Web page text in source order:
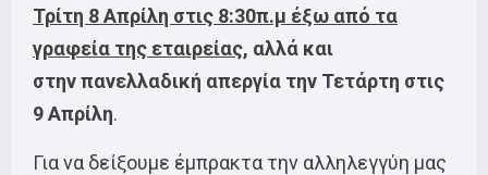
Τρίτη 8 Απρίλη στις 8:30π.μ έξω από τα
γραφεία της εταιρείας, αλλά και
στηνπανελλαδική απεργία την Τετάρτη στις
9 Απρίλη.
Για να δείξουμε έμπρακτα την αλληλεγγύη μας